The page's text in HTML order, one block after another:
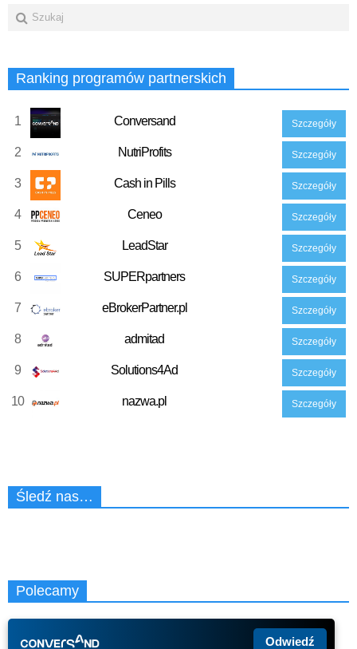
Ranking programów partnerskich
1 Conversand Szczegóły
2 NutriProfits Szczegóły
3 Cash in Pills Szczegóły
4 Ceneo Szczegóły
5 LeadStar Szczegóły
6 SUPERpartners Szczegóły
7 eBrokerPartner.pl Szczegóły
8 admitad Szczegóły
9 Solutions4Ad Szczegóły
10 nazwa.pl Szczegóły
Śledź nas…
Polecamy
Odwiedź